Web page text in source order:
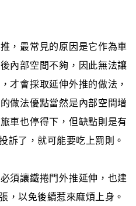
，最常見的原因是它作為車
內部空間不夠，因此無法讓
才會採取延伸外推的做法，
做法優點當然是內部空間增
車也停得下，但缺點則是有
訴了，就可能要吃上罰則。
須讓鐵捲門外推延伸，也建
，以免後續惹來麻煩上身。